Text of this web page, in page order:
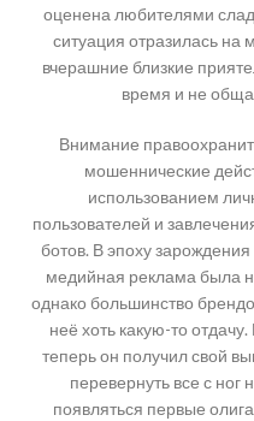
оценена любителями
ситуация отразилась на
вчерашние близкие
время и не
Внимание
мошеннические
использованием
пользователей и
ботов. В эпоху
медийная реклама была
однако большинство
неё хоть какую-то
теперь он получил свой
перевернуть все с ног
появляться первые